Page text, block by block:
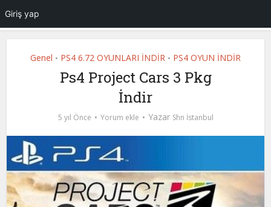
Genel • PS4 6.72 OYUNLARI İNDİR • PS4 OYUN İNDİR
Ps4 Project Cars 3 Pkg
İndir
5 yıl Önce Yorum ekle Yazar Shn İstanbul
Giriş yap